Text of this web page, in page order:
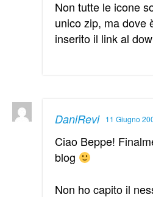
Non tutte le icone
unico zip, ma dove
inserito il link al
DaniRevi 11 Giugno
Ciao Beppe!
blog
Non ho capito il